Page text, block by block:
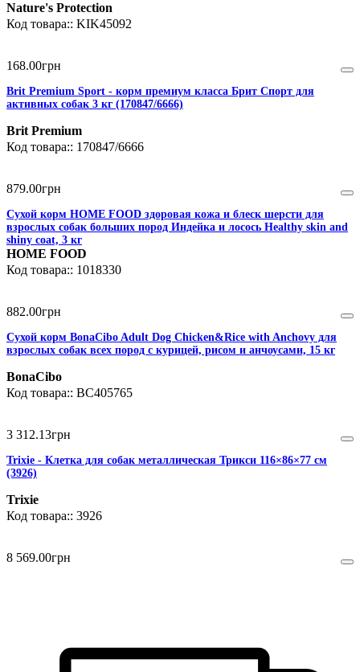
Nature's Protection
KIK45092
168.00грн
Brit Premium Sport - корм премиум класса Брит Спорт для
активных собак 3 кг (170847/6666)
Brit Premium
170847/6666
879.00грн
Сухой корм HOME FOOD здоровая кожа и блеск шерсти для
взрослых собак больших пород Индейка и лосось Healthy skin and
shiny coat, 3 кг
HOME FOOD
1018330
882.00грн
Сухой корм BonaCibo Adult Dog Chicken&Rice with Anchovy для
взрослых собак всех пород с курицей, рисом и анчоусами, 15 кг
BonaCibo
BC405765
3 312.13грн
Trixie - Клетка для собак металлическая Трикси 116×86×77 см
(3926)
Trixie
3926
8 569.00грн